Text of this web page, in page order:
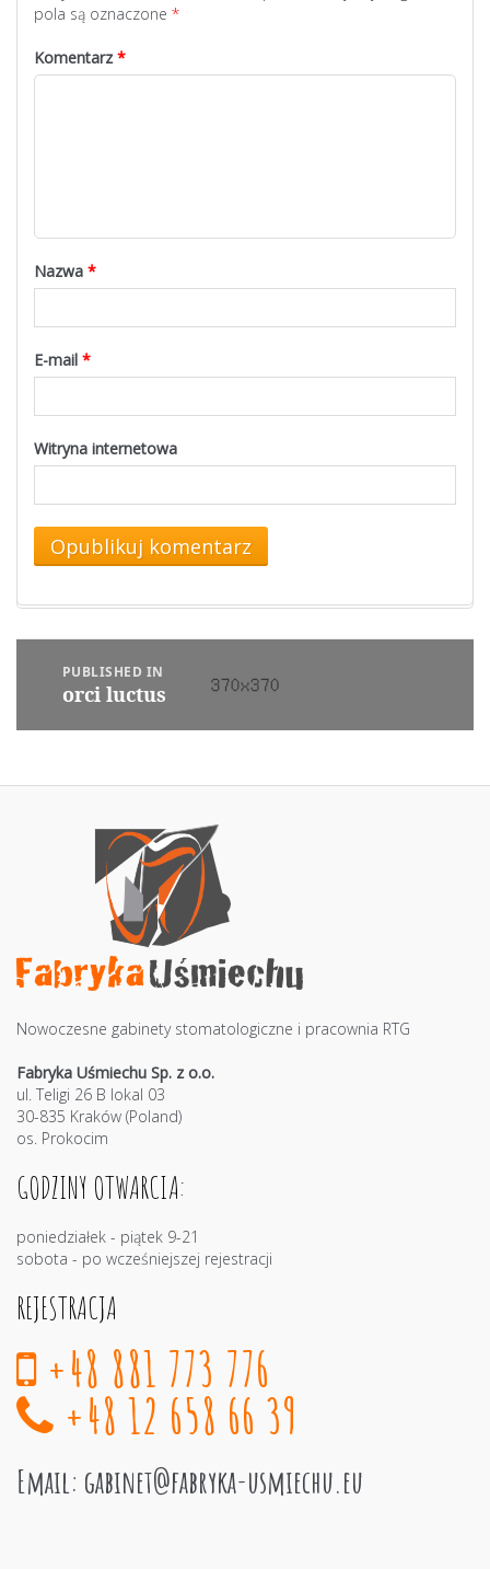
pola są oznaczone *
Komentarz*
Nazwa *
E-mail *
Witryna internetowa
Nawigacja
wpisu
PUBLISHED IN
orci luctus
Nowoczesne gabinety stomatologiczne i pracownia RTG
Fabryka Uśmiechu Sp. z o.o.
ul. Teligi 26 B lokal 03
30-835 Kraków (Poland)
os. Prokocim
GODZINY OTWARCIA:
poniedziałek - piątek 9-21
sobota - po wcześniejszej rejestracji
REJESTRACJA
+48 881 773 776
+48 12 658 66 39
Email: gabinet@fabryka-usmiechu.eu